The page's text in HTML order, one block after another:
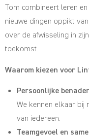
Tom combineert leren
nieuwe dingen oppikt
over de afwisseling in
toekomst.
Waarom kiezen voor
Persoonlijke
We kennen elkaar bij
van iedereen.
Teamgevoel en